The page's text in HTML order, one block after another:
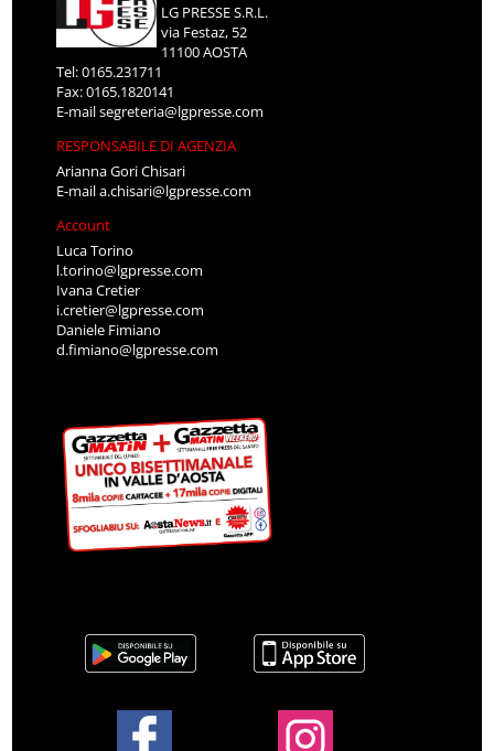
LG PRESSE S.R.L.
via Festaz, 52
11100 AOSTA
Tel: 0165.231711
Fax: 0165.1820141
E-mailsegreteria@lgpresse.com
RESPONSABILE DI AGENZIA
Arianna Gori Chisari
E-maila.chisari@lgpresse.com
Account
Luca Torino
l.torino@lgpresse.com
Ivana Cretier
i.cretier@lgpresse.com
Daniele Fimiano
d.fimiano@lgpresse.com